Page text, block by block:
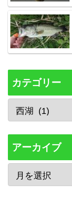
カテゴリー
アーカイブ